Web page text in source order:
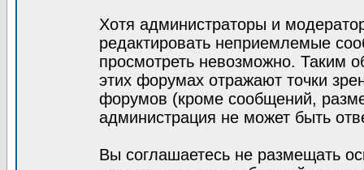
Хотя администраторы и
редактировать неприемлемые
просмотреть невозможно. Таким
этих форумах отражают точки
форумов (кроме сообщений,
администрация не может быть
Вы соглашаетесь не размещать